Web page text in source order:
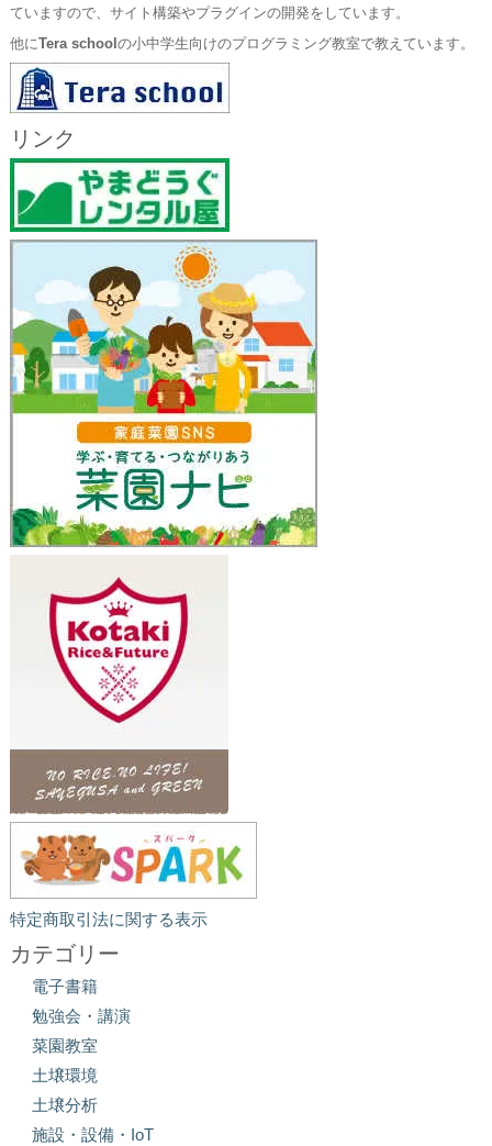
ていますので、サイト構築やプラグインの開発をしています。
他にTera school の小中学生向けのプログラミング教室で教えています。
リンク
特定商取引法に関する表示
カテゴリー
電子書籍
勉強会・講演
菜園教室
土壌環境
土壌分析
施設・設備・IoT